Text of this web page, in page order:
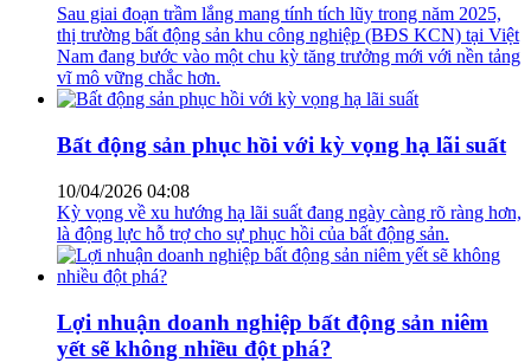
Sau giai đoạn trầm lắng mang tính tích lũy trong năm 2025,
thị trường bất động sản khu công nghiệp (BĐS KCN) tại Việt
Nam đang bước vào một chu kỳ tăng trưởng mới với nền tảng
vĩ mô vững chắc hơn.
Bất động sản phục hồi với kỳ vọng hạ lãi suất
10/04/2026 04:08
Kỳ vọng về xu hướng hạ lãi suất đang ngày càng rõ ràng hơn,
là động lực hỗ trợ cho sự phục hồi của bất động sản.
Lợi nhuận doanh nghiệp bất động sản niêm
yết sẽ không nhiều đột phá?